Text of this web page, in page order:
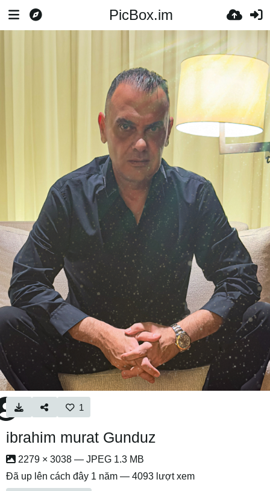
PicBox.im
1
ibrahim murat Gunduz
2279 × 3038 — JPEG 1.3 MB
Đã up lên cách đây 1 năm — 4093 lượt xem